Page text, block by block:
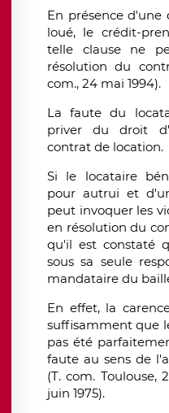
En présence d'une
loué, le crédit-
telle clause ne
résolution du
com., 24 mai 1994).
La faute du
priver du droit
contrat de location.
Si le locataire
pour autrui et
peut invoquer les
en résolution du
qu'il est constaté
sous sa seule
mandataire du
En effet, la
suffisamment que
pas été
faute au sens de
(T. com. Toulouse,
juin 1975).